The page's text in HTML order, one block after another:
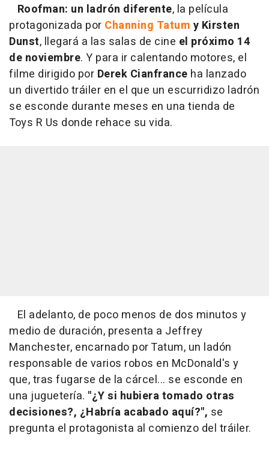
Roofman: un ladrón diferente, la película
protagonizada por Channing Tatum y Kirsten
Dunst, llegará a las salas de cine el próximo 14
de noviembre. Y para ir calentando motores, el
filme dirigido por Derek Cianfrance ha lanzado
un divertido tráiler en el que un escurridizo ladrón
se esconde durante meses en una tienda de
Toys R Us donde rehace su vida.
El adelanto, de poco menos de dos minutos y
medio de duración, presenta a Jeffrey
Manchester, encarnado por Tatum, un ladón
responsable de varios robos en McDonald's y
que, tras fugarse de la cárcel... se esconde en
una juguetería. "¿Y si hubiera tomado otras
decisiones?, ¿Habría acabado aquí?", se
pregunta el protagonista al comienzo del tráiler.